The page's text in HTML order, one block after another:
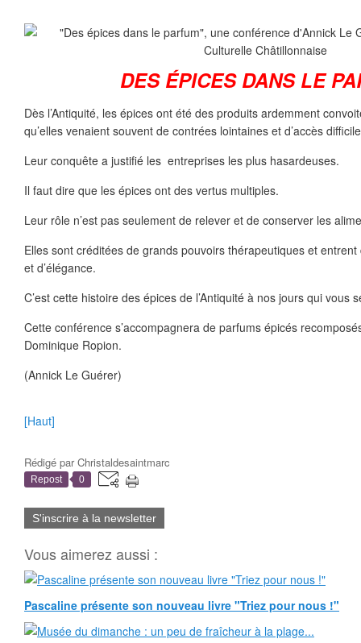
DES ÉPICES DANS LE
Dès l’Antiquité, les épices ont été des produits ardemment
qu’elles venaient souvent de contrées lointaines et d’accès
Leur conquête a justifié les entreprises les plus hasardeuses.
Il faut dire que les épices ont des vertus multiples.
Leur rôle n’est pas seulement de relever et de conserver les
Elles sont créditées de grands pouvoirs thérapeutiques et
et d’élégance.
C’est cette histoire des épices de l’Antiquité à nos jours qui vous
Cette conférence s’accompagnera de parfums épicés
Dominique Ropion.
(Annick Le Guérer)
[Haut]
Rédigé parChristaldesaintmarc
Repost 0
S'inscrire à la newsletter
Vous aimerez aussi :
Pascaline présente son nouveau livre "Triez pour nous !"